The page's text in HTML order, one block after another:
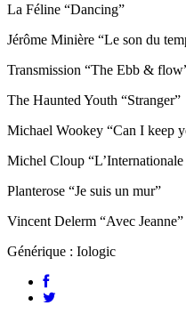
La Féline “Dancing”
Jérôme Minière “Le son du
Transmission “The Ebb &
The Haunted Youth “Stranger”
Michael Wookey “Can I keep
Michel Cloup “L’Internationale
Planterose “Je suis un mur”
Vincent Delerm “Avec Jeanne”
Générique : Iologic